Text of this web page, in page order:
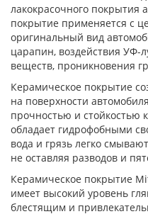
лакокрасочного покрытия
покрытие применяется с
оригинальный вид
царапин, воздействия УФ-
веществ, проникновения
Керамическое покрытие
на поверхности
прочностью и
обладает гидрофобными
вода и грязь легко
не оставляя разводов и
Керамическое покрытие
имеет высокий уровень
блестящим и